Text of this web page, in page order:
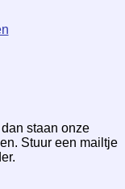
staan onze
Stuur een mailtje